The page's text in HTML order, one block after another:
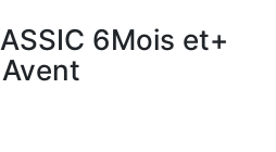
6Mois et+